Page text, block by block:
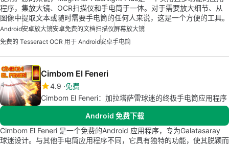
程序，集放大镜、OCR扫描仪和手电筒于一体。对于需要放大细节、从
图像中提取文本或随时需要手电筒的任何人来说，这是一个方便的工具。
Android安卓放大镜安卓免费的文档扫描仪屏幕放大镜
免费的 Tesseract OCR 用于 Android安卓手电筒
Cimbom El Feneri
4.9 免费
Cimbom El Feneri：加拉塔萨雷球迷的终极手电筒应用程序
Android 免费下载
Cimbom El Feneri 是一个免费的Android 应用程序，专为Galatasaray
球迷设计。与其他手电筒应用程序不同，它具有独特的功能，使其脱颖而